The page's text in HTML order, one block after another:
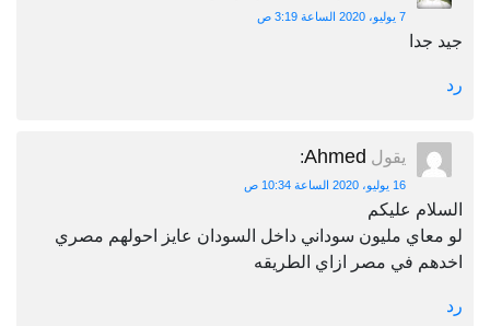
7 يوليو، 2020 الساعة 3:19 ص
جيد جدا
رد
يقول Ahmed
:
16 يوليو، 2020 الساعة 10:34 ص
السلام عليكم
لو معاي مليون سوداني داخل السودان عايز احولهم مصري
اخدهم في مصر ازاي الطريقه
رد